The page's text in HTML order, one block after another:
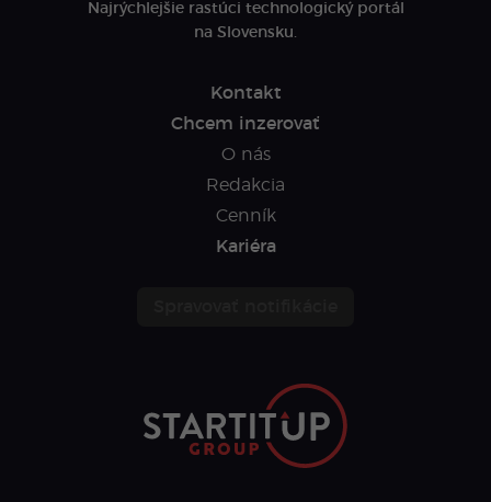
Najrýchlejšie rastúci technologický portál
na Slovensku.
Kontakt
Chcem inzerovať
O nás
Redakcia
Cenník
Kariéra